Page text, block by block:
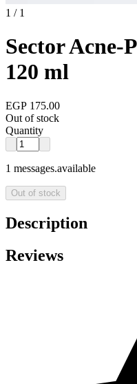
1 / 1
Sector Acne-
120 ml
EGP 175.00
Out of stock
Quantity
1 messages.available
Out of stock
Description
Reviews